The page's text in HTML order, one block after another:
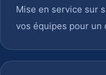
Mise en service sur
vos équipes pour un